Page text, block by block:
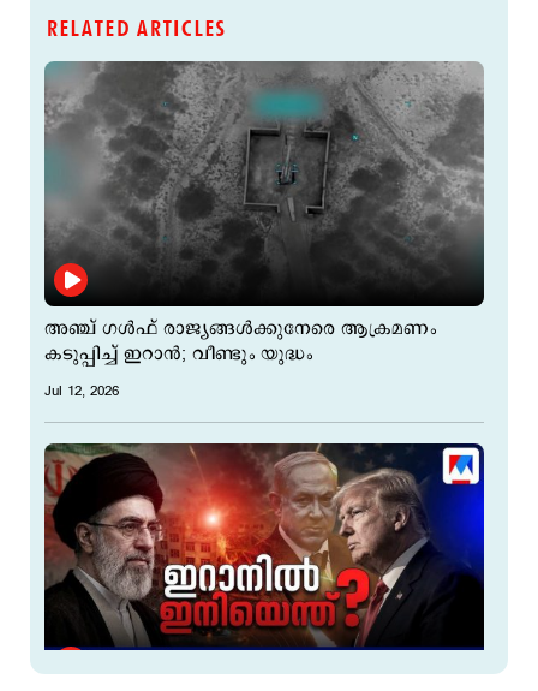
RELATED ARTICLES
അഞ്ച് ഗള്‍ഫ് രാജ്യങ്ങള്‍ക്കുനേരെ ആക്രമണം
കടുപ്പിച്ച് ഇറാന്‍; വീണ്ടും യുദ്ധം
Jul 12, 2026